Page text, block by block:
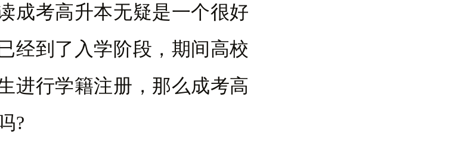
成考高升本无疑是一个很好
经到了入学阶段，期间高校
进行学籍注册，那么成考高
?